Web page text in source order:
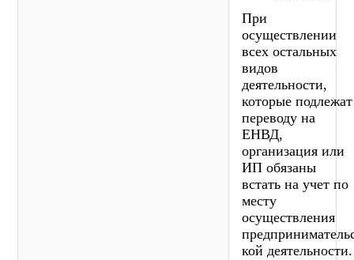
При
осуществлении
всех остальных
видов
деятельности,
которые подлежат
переводу на
ЕНВД,
организация или
ИП обязаны
встать на учет по
месту
осуществления
кой деятельности.